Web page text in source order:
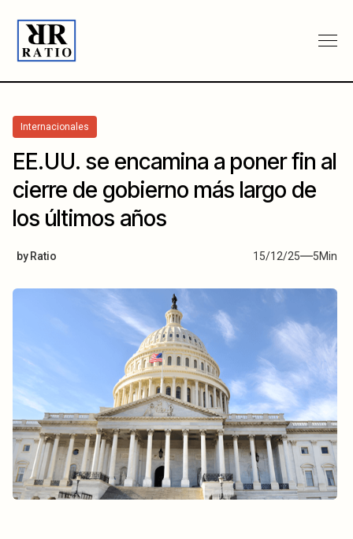
Internacionales
EE.UU. se encamina a poner fin al
cierre de gobierno más largo de
los últimos años
by Ratio 15/12/25 5Min